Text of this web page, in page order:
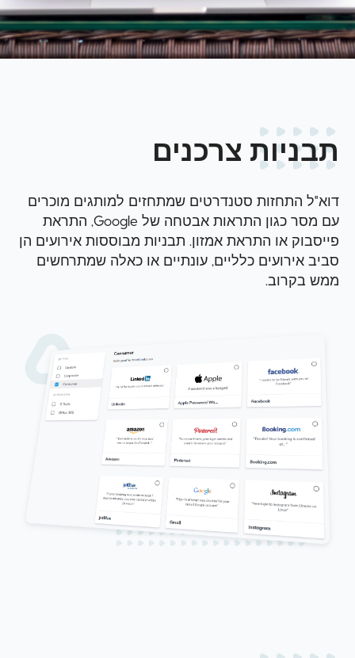
תבניות צרכנים
דוא"ל התחזות סטנדרטים שמתחזים למותגים מוכרים
עם מסר כגון התראות אבטחה של Google, התראת
פייסבוק או התראת אמזון. תבניות מבוססות אירועים הן
סביב אירועים כלליים, עונתיים או כאלה שמתרחשים
ממש בקרוב.